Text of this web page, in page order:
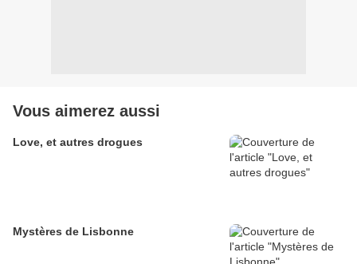
Vous aimerez aussi
Love, et autres drogues
Mystères de Lisbonne